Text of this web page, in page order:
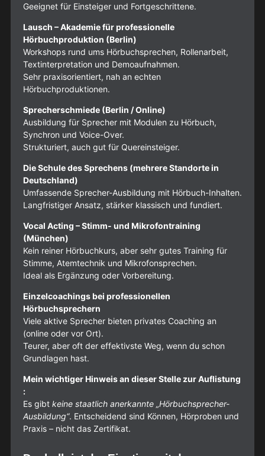
Geeignet für Einsteiger und Fortgeschrittene.
Lausch – Akademie für professionelle
Hörbuchproduktion (Berlin)
Workshops rund ums Hörbuchsprechen, Rollenarbeit,
Textinterpretation und Demoaufnahmen.
Sehr praxisorientiert, nah an echten
Hörbuchproduktionen.
Sprecherschmiede (Berlin / Online)
Ausbildung für Sprecher mit Modulen zu Hörbuch,
Synchron und Voice-Over.
Strukturiert, auch gut für Quereinsteiger.
Die Schule des Sprechens (mehrere Standorte in
Deutschland)
Umfassende Sprecher-Ausbildung mit Hörbuch-Inhalten.
Langfristiger Ansatz, stärker klassisch und fundiert.
Vocal Acting – Stimm- und Mikrofontraining
(München)
Kein reiner Hörbuchkurs, aber sehr gutes Training für
Stimme, Atemtechnik und Mikrofonsprechen.
Ideal als Ergänzung oder Vorbereitung.
Einzelcoachings bei professionellen
Hörbuchsprechern
Viele aktive Sprecher bieten privates Coaching an
(online oder vor Ort).
Teurer, aber oft der effektivste Weg, wenn du schon
Grundlagen hast.
Mein wichtiger Hinweis an dieser Stelle zur Auflistung
:
Es gibt keine staatlich anerkannte „Hörbuchsprecher-
Ausbildung“. Entscheidend sind Können, Hörproben und
Praxis – nicht das Zertifikat.